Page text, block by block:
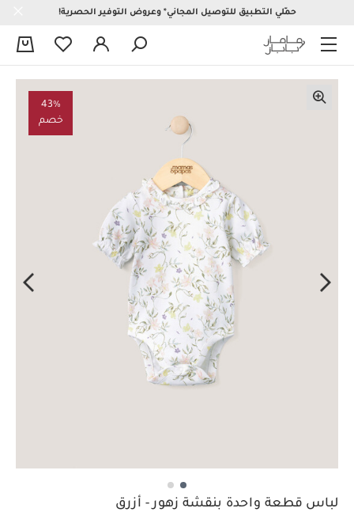
حمّلي التطبيق للتوصيل المجاني* وعروض التوفير الحصرية!
43%
خصم
لباس قطعة واحدة بنقشة زهور - أزرق